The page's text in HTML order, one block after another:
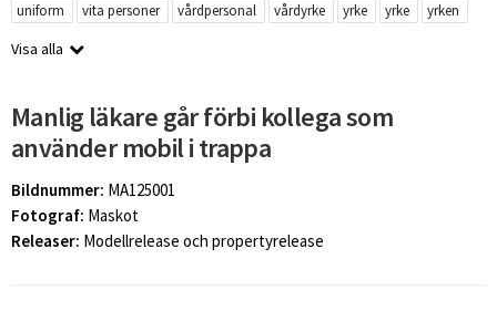
uniform
vita personer vårdpersonal vårdyrke yrke yrke yrken
Visa alla
Manlig läkare går förbi kollega som
använder mobil i trappa
Bildnummer: MA125001
Fotograf: Maskot
Releaser: Modellrelease och propertyrelease